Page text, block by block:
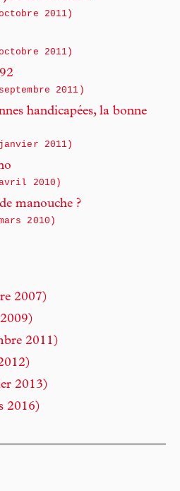
2011)
2011)
2011)
handicapées, la bonne
2011)
2010)
manouche ?
2010)
2007)
2011)
2013)
2016)